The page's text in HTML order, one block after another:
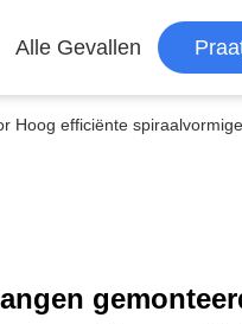
Alle Gevallen
Hoog efficiënte